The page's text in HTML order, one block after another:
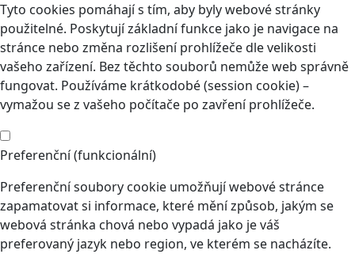
Tyto cookies pomáhají s tím, aby byly webové stránky
použitelné. Poskytují základní funkce jako je navigace na
stránce nebo změna rozlišení prohlížeče dle velikosti
vašeho zařízení. Bez těchto souborů nemůže web správně
fungovat. Používáme krátkodobé (session cookie) –
vymažou se z vašeho počítače po zavření prohlížeče.
Preferenční (funkcionální)
Preferenční soubory cookie umožňují webové stránce
zapamatovat si informace, které mění způsob, jakým se
webová stránka chová nebo vypadá jako je váš
preferovaný jazyk nebo region, ve kterém se nacházíte.